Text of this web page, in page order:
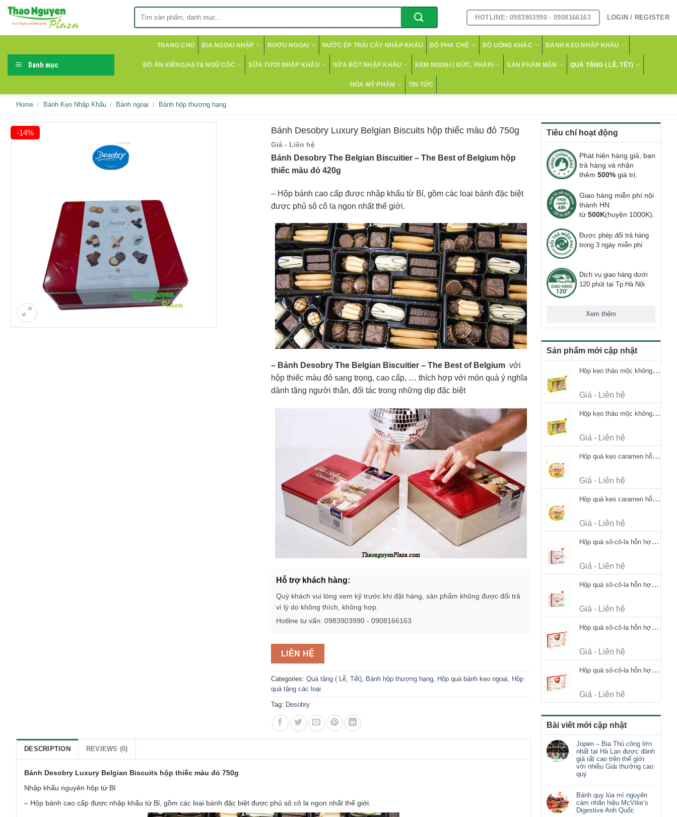
Skip
HOTLINE: 0983903990 - 0908166163 LOGIN / REGISTER
Danh mục
TRANG CHỦ BIA NGOẠI NHẬP RƯỢU NGOẠI NƯỚC ÉP TRÁI CÂY NHẬP KHẨU ĐỒ PHA CHẾ ĐỒ UỐNG KHÁC BÁNH KẸO NHẬP KHẨU
ĐỒ ĂN KIÊNG,HẠT& NGŨ CỐC SỮA TƯƠI NHẬP KHẨU SỮA BỘT NHẬP KHẨU KEM NGOẠI ( ĐỨC, PHÁP) SẢN PHẨM MẶN QUÀ TẶNG ( LỄ, TẾT)
HÓA MỸ PHẨM TIN TỨC
Home / Bánh Kẹo Nhập Khẩu / Bánh ngoại / Bánh hộp thượng hạng
Tiêu chí hoạt động
Phát hiện hàng giả, bạn
trả hàng và nhận
thêm 500% giá trị.
Giao hàng miễn phí nội
thành HN
từ 500K(huyện 1000K).
Được phép đổi trả hàng
trong 3 ngày miễn phí
Dịch vụ giao hàng dưới
120 phút tại Tp.Hà Nội
Xem thêm
Sản phẩm mới cập nhật
Hộp kẹo thảo mộc không đường Ricola Signature 112.5g
Giá - Liên hệ
Hộp kẹo thảo mộc không đường Ricola Signature 112.5g
Giá - Liên hệ
Hộp quà kẹo caramen hỗn hợp Werther's Original Caramel Candy 170g
Giá - Liên hệ
Hộp quà kẹo caramen hỗn hợp Werther's Original Caramel Candy 170g
Giá - Liên hệ
Hộp quà sô-cô-la hỗn hợp Merci Petits Chocolate Collection 125g thiếc
Giá - Liên hệ
Hộp quà sô-cô-la hỗn hợp Merci Petits Chocolate Collection 125g thiếc
Giá - Liên hệ
Hộp quà sô-cô-la hỗn hợp Merci Finest Selection 250g thiếc
Giá - Liên hệ
Hộp quà sô-cô-la hỗn hợp Merci Finest Selection 250g thiếc
Giá - Liên hệ
Bài viết mới cập nhật
Jopen – Bia Thủ công lớn
nhất tại Hà Lan được đánh
giá rất cao trên thế giới
với nhiều Giải thưởng cao
quý
Bánh quy lúa mì nguyên
cám nhãn hiệu McVitie’s
Digestive Anh Quốc
-14% Bánh Desobry Luxury Belgian Biscuits hộp thiếc màu đỏ 750g
Giá - Liên hệ
Bánh Desobry The Belgian Biscuitier – The Best of Belgium hộp
thiếc màu đỏ 420g
– Hộp bánh cao cấp được nhập khẩu từ Bỉ, gồm các loại bánh đặc biệt
được phủ sô cô la ngon nhất thế giới.
– Bánh Desobry The Belgian Biscuitier – The Best of Belgium với
hộp thiếc màu đỏ sang trọng, cao cấp, … thích hợp với món quà ý nghĩa
dành tặng người thân, đối tác trong những dịp đặc biệt
Hỗ trợ khách hàng:
Quý khách vui lòng xem kỹ trước khi đặt hàng, sản phẩm không được đổi trả
vì lý do không thích, không hợp.
Hotline tư vấn: 0983903990 - 0908166163
LIÊN HỆ
Categories: Quà tặng ( Lễ, Tết), Bánh hộp thượng hạng, Hộp quà bánh kẹo ngoại, Hộp
quà tặng các loại
Tag: Desobry
DESCRIPTION REVIEWS (0)
Bánh Desobry Luxury Belgian Biscuits hộp thiếc màu đỏ 750g
Nhập khẩu nguyên hộp từ Bỉ
– Hộp bánh cao cấp được nhập khẩu từ Bỉ, gồm các loại bánh đặc biệt được phủ sô cô la ngon nhất thế giới.